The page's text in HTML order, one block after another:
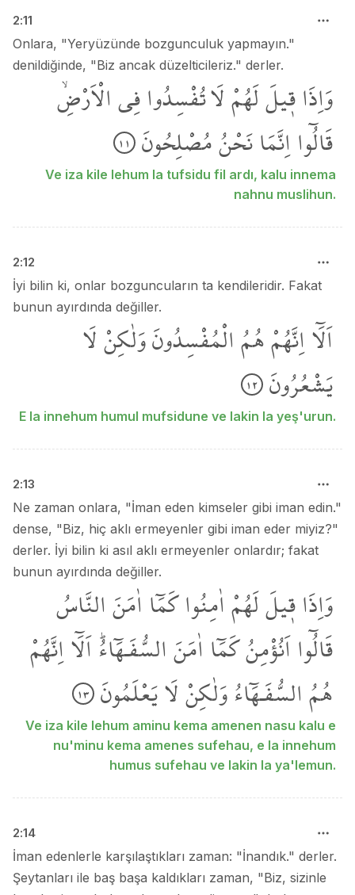
2:11
Onlara, "Yeryüzünde bozgunculuk yapmayın."
denildiğinde, "Biz ancak düzelticileriz." derler.
وَاِذَاق۪يلَلَهُمْلَا تُفْسِدُوافِيالْاَرْضِۙ
قَالُٓوااِنَّمَانَحْنُمُصْلِحُونَ ١١
Ve iza kile lehum la tufsidu fil ardı, kalu innema
nahnu muslihun.
2:12
İyi bilin ki, onlar bozguncuların ta kendileridir. Fakat
bunun ayırdında değiller.
اَلَٓااِنَّهُمْهُمُالْمُفْسِدُونَوَلٰكِنْلَا
يَشْعُرُونَ ١٢
E la innehum humul mufsidune ve lakin la yeş'urun.
2:13
Ne zaman onlara, "İman eden kimseler gibi iman edin."
dense, "Biz, hiç aklı ermeyenler gibi iman eder miyiz?"
derler. İyi bilin ki asıl aklı ermeyenler onlardır; fakat
bunun ayırdında değiller.
وَاِذَاق۪يلَلَهُمْاٰمِنُواكَمَٓا اٰمَنَالنَّاسُ
قَالُٓوااَنُؤْمِنُكَمَٓا اٰمَنَالسُّفَـهَٓاءُۜاَلَٓااِنَّهُمْ
هُمُالسُّفَـهَٓاءُوَلٰكِنْلَايَعْلَمُونَ ١٣
Ve iza kile lehum aminu kema amenen nasu kalu e
nu'minu kema amenes sufehau, e la innehum
humus sufehau ve lakin la ya'lemun.
2:14
İman edenlerle karşılaştıkları zaman: "İnandık." derler.
Şeytanları ile baş başa kaldıkları zaman, "Biz, sizinle